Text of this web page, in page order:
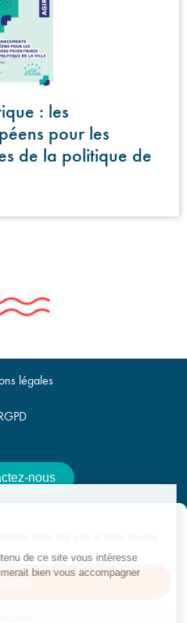
notre site web et notre service.
: les
pour les
de la politique de
légales
nous
34070 Montpellier -
de ce site vous intéresse
bien vous accompagner